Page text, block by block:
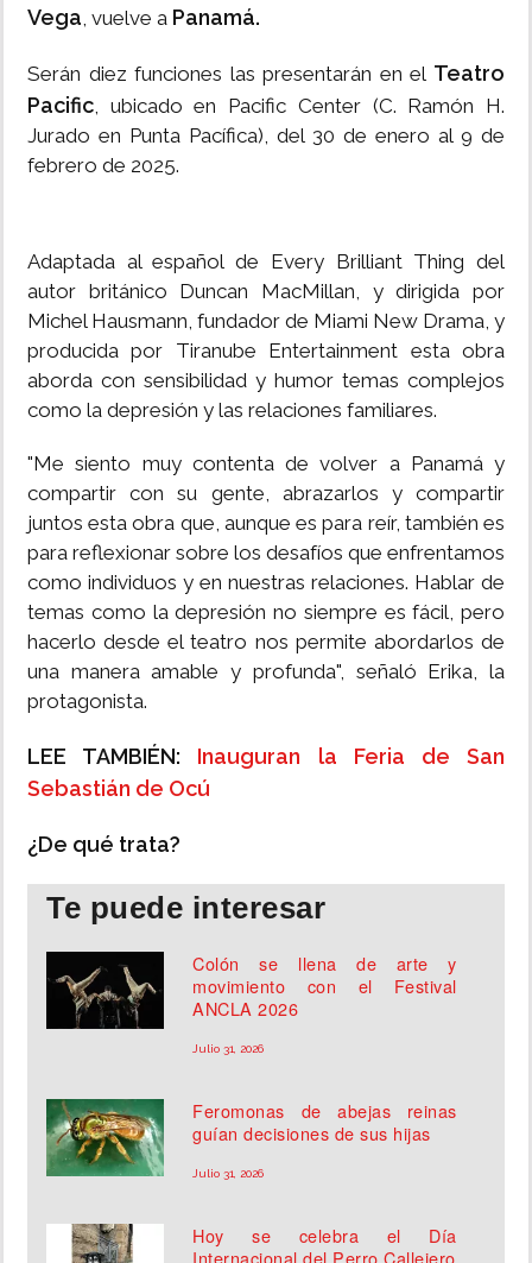
Vega, vuelve a Panamá.
Serán diez funciones las presentarán en el Teatro
Pacific, ubicado en Pacific Center (C. Ramón H.
Jurado en Punta Pacífica), del 30 de enero al 9 de
febrero de 2025.
Adaptada al español de Every Brilliant Thing del
autor británico Duncan MacMillan, y dirigida por
Michel Hausmann, fundador de Miami New Drama, y
producida por Tiranube Entertainment esta obra
aborda con sensibilidad y humor temas complejos
como la depresión y las relaciones familiares.
"Me siento muy contenta de volver a Panamá y
compartir con su gente, abrazarlos y compartir
juntos esta obra que, aunque es para reír, también es
para reflexionar sobre los desafíos que enfrentamos
como individuos y en nuestras relaciones. Hablar de
temas como la depresión no siempre es fácil, pero
hacerlo desde el teatro nos permite abordarlos de
una manera amable y profunda", señaló Erika, la
protagonista.
LEE TAMBIÉN: Inauguran la Feria de San
Sebastián de Ocú
¿De qué trata?
Te puede interesar
Colón se llena de arte y
movimiento con el Festival
ANCLA 2026
Julio 31, 2026
Feromonas de abejas reinas
guían decisiones de sus hijas
Julio 31, 2026
Hoy se celebra el Día
Internacional del Perro Callejero